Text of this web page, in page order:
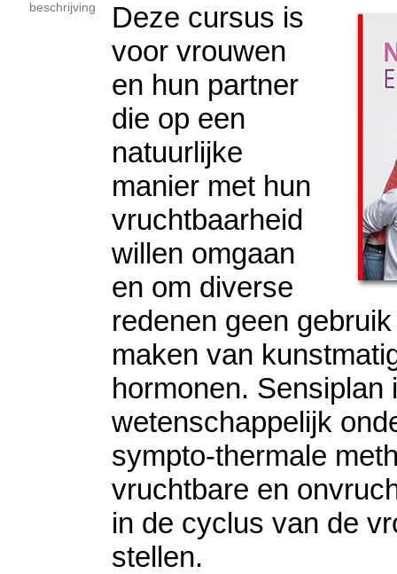
beschrijving
Deze cursus is
voor vrouwen
en hun partner
die op een
natuurlijke
manier met hun
vruchtbaarheid
willen omgaan
en om diverse
redenen geen
maken van
hormonen. Sensiplan
wetenschappelijk
sympto-thermale
vruchtbare en
in de cyclus van de
stellen.